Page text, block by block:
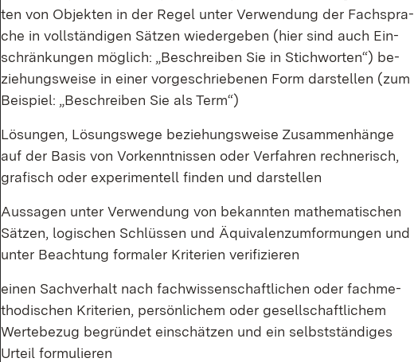
ten von Ob­jek­ten in der Re­gel un­ter Ver­wen­dung der Fach­spra­
che in voll­stän­di­gen Sät­zen wie­der­ge­ben (hier sind auch Ein­
schrän­kun­gen mög­lich: „Be­schrei­ben Sie in Stich­wor­ten“) be­
zie­hungs­wei­se in ei­ner vor­ge­schrie­be­nen Form dar­stel­len (zum
Bei­spiel: „Be­schrei­ben Sie als Term“)
Lö­sun­gen, Lö­sungs­we­ge be­zie­hungs­wei­se Zu­sam­men­hän­ge
auf der Ba­sis von Vor­kennt­nis­sen oder Ver­fah­ren rech­ne­risch,
gra­fisch oder ex­pe­ri­men­tell fin­den und dar­stel­len
Aus­sa­gen un­ter Ver­wen­dung von be­kann­ten ma­the­ma­ti­schen
Sät­zen, lo­gi­schen Schlüs­sen und Äqui­va­lenz­um­for­mun­gen und
un­ter Be­ach­tung for­ma­ler Kri­te­ri­en ve­ri­fi­zie­ren
ei­nen Sach­ver­halt nach fach­wis­sen­schaft­li­chen oder fach­me­
tho­di­schen Kri­te­ri­en, per­sön­li­chem oder ge­sell­schaft­li­chem
Wer­te­be­zug be­grün­det ein­schät­zen und ein selbst­stän­di­ges
Ur­teil for­mu­lie­ren